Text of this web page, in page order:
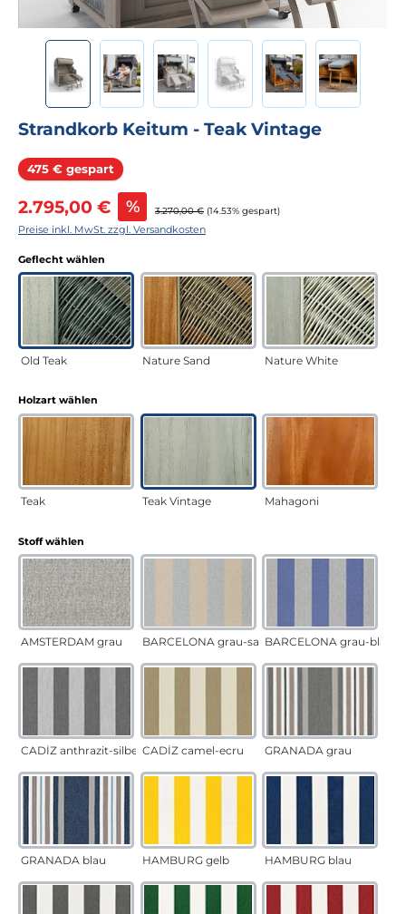
Strandkorb Keitum - Teak Vintage
475 € gespart Rabatt
Verkaufspreis:
2.795,00 € % Regulärer Preis:
3.270,00 € (14.53% gespart)
Preise inkl. MwSt. zzgl. Versandkosten
Geflecht wählen
Old Teak Nature Sand Nature White
Holzart wählen
Teak Teak Vintage Mahagoni
Stoff wählen
AMSTERDAM grau BARCELONA grau-sandBARCELONA grau-blau
CADÍZ anthrazit-silber CADÍZ camel-ecru GRANADA grau
GRANADA blau HAMBURG gelb HAMBURG blau